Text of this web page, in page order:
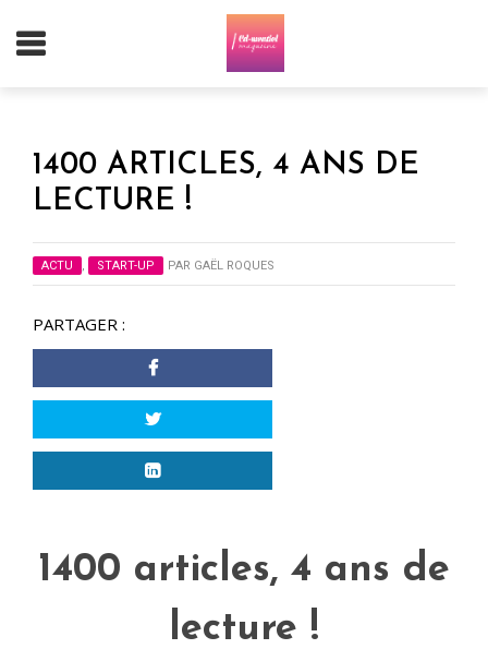
1400 ARTICLES, 4 ANS DE
LECTURE !
ACTU , START-UP PAR GAËL ROQUES
PARTAGER :
1400 articles, 4 ans de
lecture !